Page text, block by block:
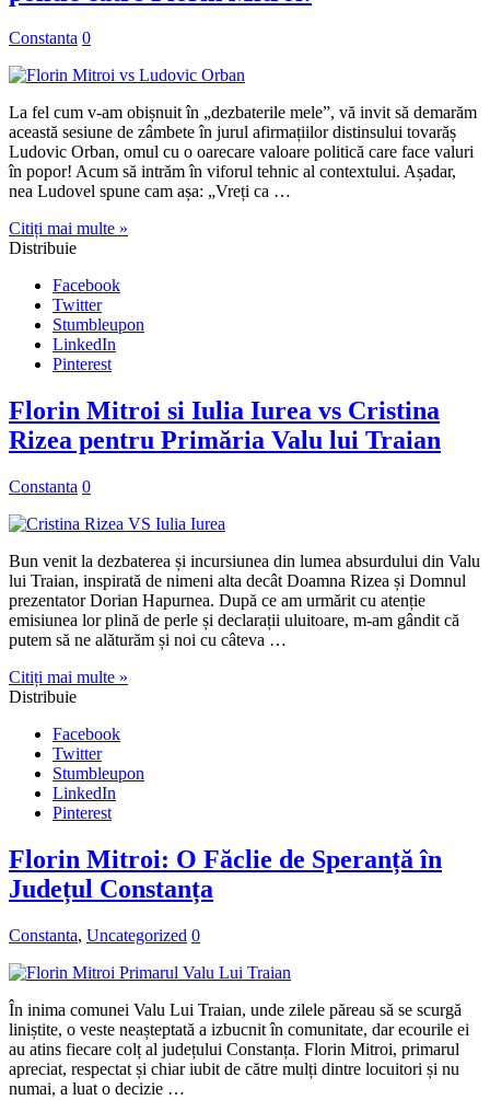
Constanta 0
La fel cum v-am obișnuit în „dezbaterile mele”, vă invit să demarăm
această sesiune de zâmbete în jurul afirmațiilor distinsului tovarăș
Ludovic Orban, omul cu o oarecare valoare politică care face valuri
în popor! Acum să intrăm în viforul tehnic al contextului. Așadar,
nea Ludovel spune cam așa: „Vreți ca …
Citiți mai multe »
Distribuie
Facebook
Twitter
Stumbleupon
LinkedIn
Pinterest
Florin Mitroi si Iulia Iurea vs Cristina
Rizea pentru Primăria Valu lui Traian
Constanta 0
Bun venit la dezbaterea și incursiunea din lumea absurdului din Valu
lui Traian, inspirată de nimeni alta decât Doamna Rizea și Domnul
prezentator Dorian Hapurnea. După ce am urmărit cu atenție
emisiunea lor plină de perle și declarații uluitoare, m-am gândit că
putem să ne alăturăm și noi cu câteva …
Citiți mai multe »
Distribuie
Facebook
Twitter
Stumbleupon
LinkedIn
Pinterest
Florin Mitroi: O Făclie de Speranță în
Județul Constanța
Constanta, Uncategorized 0
În inima comunei Valu Lui Traian, unde zilele păreau să se scurgă
liniștite, o veste neașteptată a izbucnit în comunitate, dar ecourile ei
au atins fiecare colț al județului Constanța. Florin Mitroi, primarul
apreciat, respectat și chiar iubit de către mulți dintre locuitori și nu
numai, a luat o decizie …